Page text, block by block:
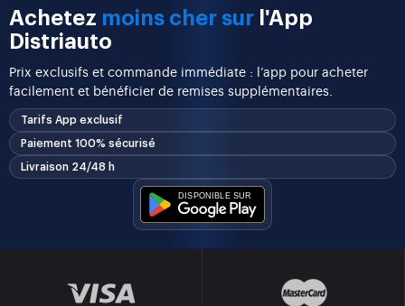
Achetez moins cher sur l'App
Distriauto
Prix exclusifs et commande immédiate : l’app pour acheter
facilement et bénéficier de remises supplémentaires.
Tarifs App exclusif
Paiement 100% sécurisé
Livraison 24/48 h